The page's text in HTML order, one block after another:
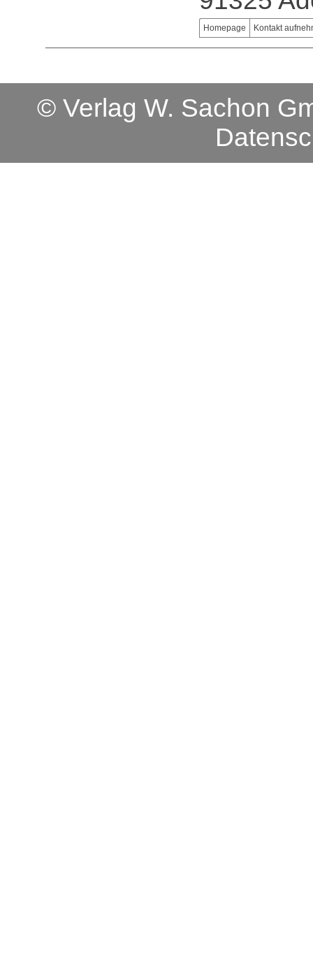
Homepage Kontakt
© Verlag W. Sachon